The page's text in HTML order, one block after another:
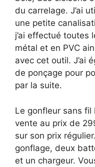
du carrelage. J’ai
une petite
j’ai effectué toutes
métal et en PVC
avec cet outil. J’ai
de ponçage pour
par la suite.
Le gonfleur sans fil
vente au prix de
sur son prix
gonflage, deux
et un chargeur.